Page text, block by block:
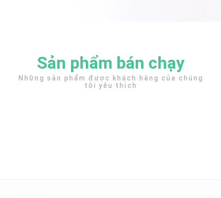
Sản phẩm bán chạy
Những sản phẩm được khách hàng của chúng
tôi yêu thích